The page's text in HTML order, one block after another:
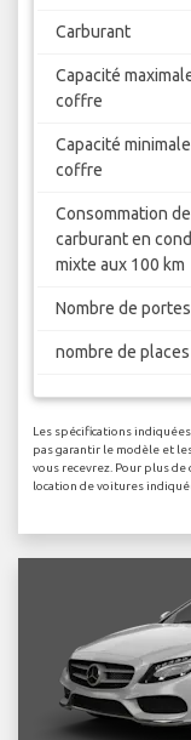
Carburant
Capacité
coffre
Capacité
coffre
Consommation de
carburant en
mixte aux 100 km
Nombre de portes
nombre de places
Les spécifications
pas garantir le modèle et
vous recevrez. Pour plus
location de voitures